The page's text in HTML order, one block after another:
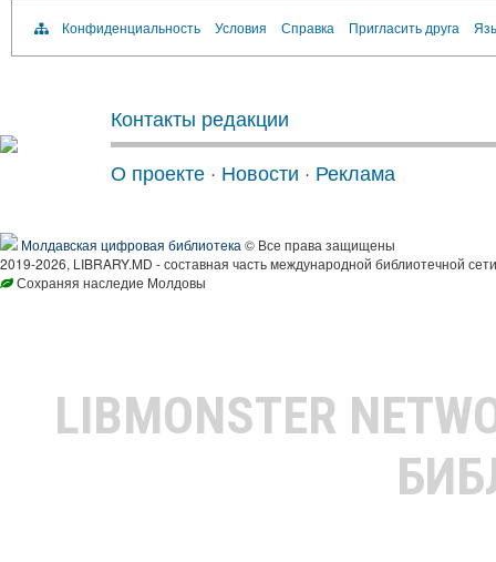
Конфиденциальность Условия Справка Пригласить друга
Контакты редакции
О проекте · Новости · Реклама
Молдавская цифровая библиотека © Все права защищены
2019-2026, LIBRARY.MD - составная часть международной библиотечной
Сохраняя наследие Молдовы
LIBMONSTER